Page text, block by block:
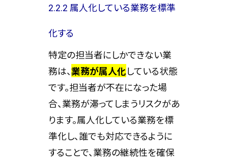
2.2.2 属人化している業務を標準
化する
特定の担当者にしかできない業
務は、業務が属人化している状態
です。担当者が不在になった場
合、業務が滞ってしまうリスクがあ
ります。属人化している業務を標
準化し、誰でも対応できるように
することで、業務の継続性を確保